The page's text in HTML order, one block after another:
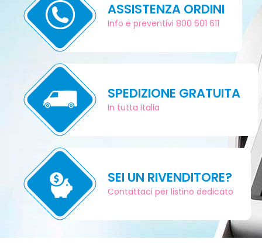
ASSISTENZA ORDINI
Info e preventivi 800 601 611
SPEDIZIONE GRATUITA
In tutta Italia
SEI UN RIVENDITORE?
Contattaci per listino dedicato